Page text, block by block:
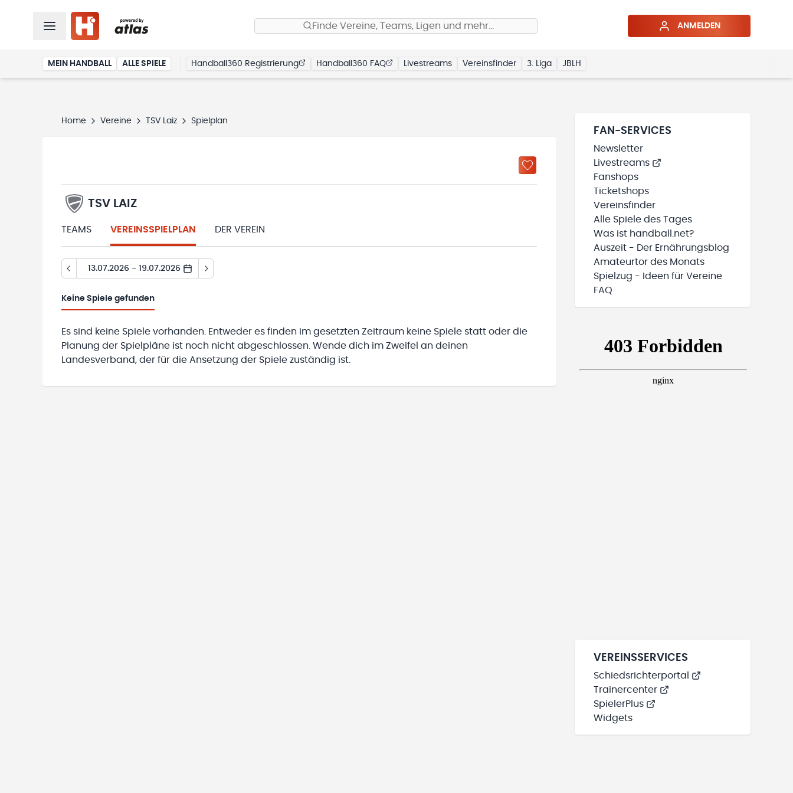
Finde Vereine, Teams, Ligen und mehr… ANMELDEN
MEIN HANDBALL ALLE SPIELE Handball360 Registrierung Handball360 FAQ Livestreams Vereinsfinder 3. Liga JBLH
Home Vereine TSV Laiz Spielplan
TSV LAIZ
TEAMS VEREINSSPIELPLAN DER VEREIN
13.07.2026 - 19.07.2026
Keine Spiele gefunden
Es sind keine Spiele vorhanden. Entweder es finden im gesetzten Zeitraum keine Spiele statt oder die
Planung der Spielpläne ist noch nicht abgeschlossen. Wende dich im Zweifel an deinen
Landesverband, der für die Ansetzung der Spiele zuständig ist.
FAN-SERVICES
Newsletter
Livestreams
Fanshops
Ticketshops
Vereinsfinder
Alle Spiele des Tages
Was ist handball.net?
Auszeit - Der Ernährungsblog
Amateurtor des Monats
Spielzug - Ideen für Vereine
FAQ
VEREINSSERVICES
Schiedsrichterportal
Trainercenter
SpielerPlus
Widgets